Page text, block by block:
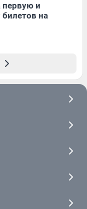
первую и
на